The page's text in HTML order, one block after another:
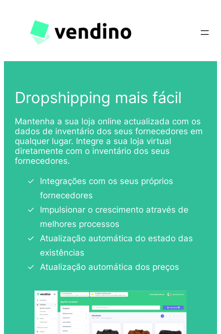
Dropshipping mais fácil
Mantenha a sua loja online actualizada com os
dados de inventário dos seus fornecedores em
qualquer lugar. Integre a sua loja virtual
diretamente com o inventário dos seus
fornecedores.
Integrações com os seus próprios
fornecedores
Impulsionar o crescimento através de
melhores processos
Atualização automática do estado das
existências
Atualização automática dos preços